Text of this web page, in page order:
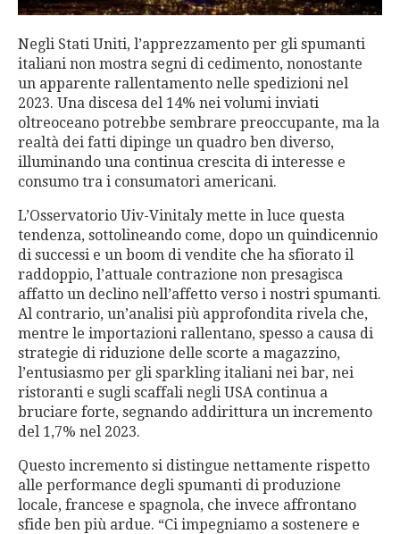
Negli Stati Uniti, l’apprezzamento per gli spumanti
italiani non mostra segni di cedimento, nonostante
un apparente rallentamento nelle spedizioni nel
2023. Una discesa del 14% nei volumi inviati
oltreoceano potrebbe sembrare preoccupante, ma la
realtà dei fatti dipinge un quadro ben diverso,
illuminando una continua crescita di interesse e
consumo tra i consumatori americani.
L’Osservatorio Uiv-Vinitaly mette in luce questa
tendenza, sottolineando come, dopo un quindicennio
di successi e un boom di vendite che ha sfiorato il
raddoppio, l’attuale contrazione non presagisca
affatto un declino nell’affetto verso i nostri spumanti.
Al contrario, un’analisi più approfondita rivela che,
mentre le importazioni rallentano, spesso a causa di
strategie di riduzione delle scorte a magazzino,
l’entusiasmo per gli sparkling italiani nei bar, nei
ristoranti e sugli scaffali negli USA continua a
bruciare forte, segnando addirittura un incremento
del 1,7% nel 2023.
Questo incremento si distingue nettamente rispetto
alle performance degli spumanti di produzione
locale, francese e spagnola, che invece affrontano
sfide ben più ardue. “Ci impegniamo a sostenere e